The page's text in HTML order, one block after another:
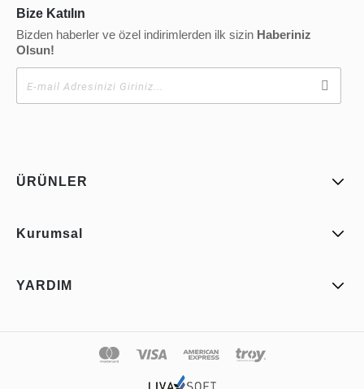
Bize Katılın
Bizden haberler ve özel indirimlerden ilk sizin Haberiniz
Olsun!
ÜRÜNLER
Kurumsal
YARDIM